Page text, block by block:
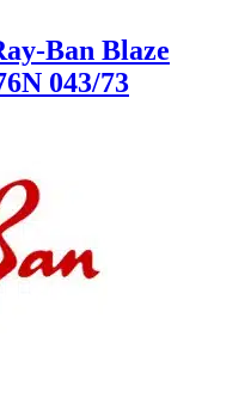
Ban Blaze
043/73